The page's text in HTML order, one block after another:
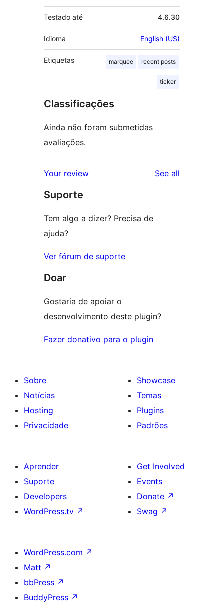
Testado até 4.6.30
Idioma English (US)
Etiquetas marquee recent posts
ticker
Classificações
Ainda não foram submetidas
avaliações.
Your review See all
Suporte
Tem algo a dizer? Precisa de
ajuda?
Ver fórum de suporte
Doar
Gostaria de apoiar o
desenvolvimento deste plugin?
Fazer donativo para o plugin
Sobre
Notícias
Hosting
Privacidade
Showcase
Temas
Plugins
Padrões
Aprender
Suporte
Developers
WordPress.tv ↗
Get Involved
Events
Donate ↗
Swag ↗
WordPress.com ↗
Matt ↗
bbPress ↗
BuddyPress ↗